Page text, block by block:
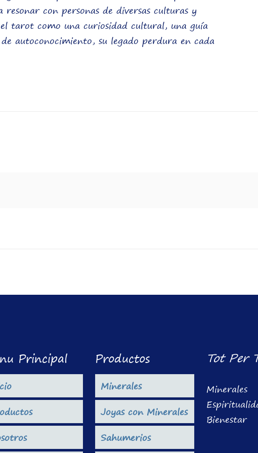
con personas de diversas culturas y
el tarot como una curiosidad cultural, una guía
autoconocimiento, su legado perdura en cada
Principal Productos
Minerales
Joyas con Minerales
Sahumerios
Tot Per
Minerales
Bienestar